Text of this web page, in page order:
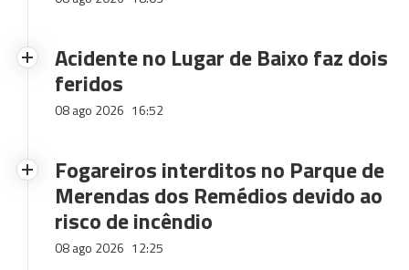
Acidente no Lugar de Baixo faz dois
feridos
08 ago 2026 16:52
Fogareiros interditos no Parque de
Merendas dos Remédios devido ao
risco de incêndio
08 ago 2026 12:25